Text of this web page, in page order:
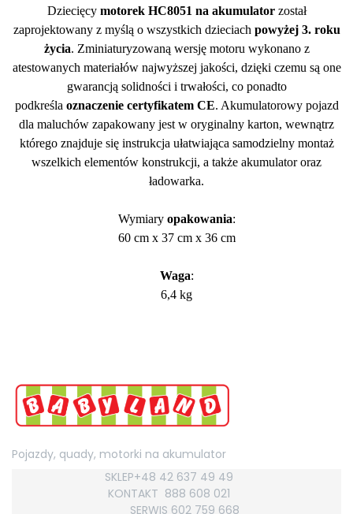
Dziecięcy motorek HC8051 na akumulator został
zaprojektowany z myślą o wszystkich dzieciach powyżej 3. roku
życia. Zminiaturyzowaną wersję motoru wykonano z
atestowanych materiałów najwyższej jakości, dzięki czemu są one
gwarancją solidności i trwałości, co ponadto
podkreśla oznaczenie certyfikatem CE. Akumulatorowy pojazd
dla maluchów zapakowany jest w oryginalny karton, wewnątrz
którego znajduje się instrukcja ułatwiająca samodzielny montaż
wszelkich elementów konstrukcji, a także akumulator oraz
ładowarka.
Wymiary opakowania:
60 cm x 37 cm x 36 cm
Waga:
6,4 kg
Pojazdy, quady, motorki na akumulator
SKLEP+48 42 637 49 49
KONTAKT 888 608 021
SERWIS 602 759 668